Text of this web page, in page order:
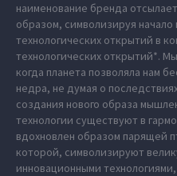
наименование бренда
образом, символизируя
технологических открытий в
технологических открытий*.
когда планета позволяла нам
недра, не думая о
создания нового образа
технологии существуют в
вдохновлен образом парящей
которой, символизируют
инновационными